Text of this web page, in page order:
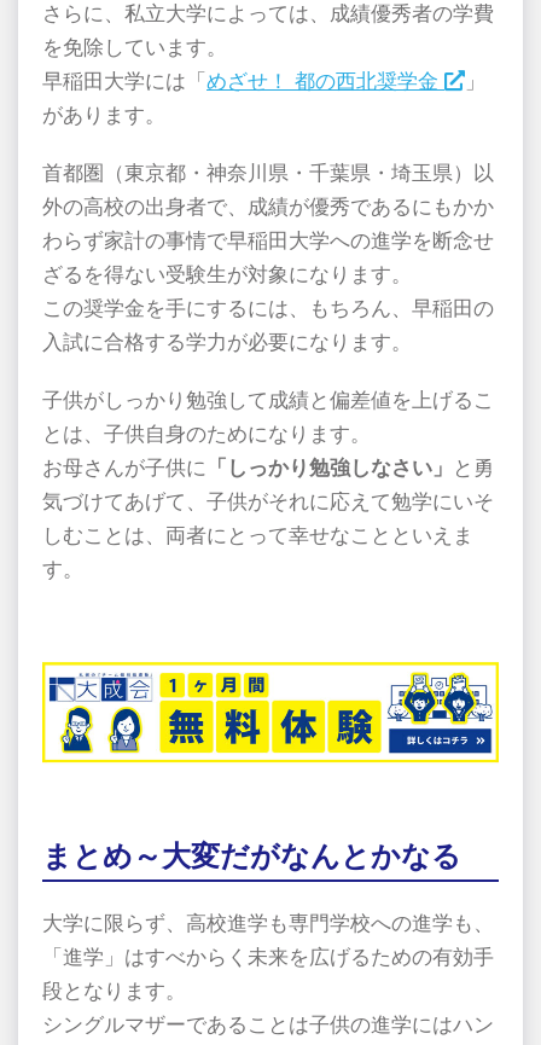
さらに、私立大学によっては、成績優秀者の学費
を免除しています。
早稲田大学には「 めざせ！ 都の西北奨学金
」
があります。
首都圏（東京都・神奈川県・千葉県・埼玉県）以
外の高校の出身者で、成績が優秀であるにもかか
わらず家計の事情で早稲田大学への進学を断念せ
ざるを得ない受験生が対象になります。
この奨学金を手にするには、もちろん、早稲田の
入試に合格する学力が必要になります。
子供がしっかり勉強して成績と偏差値を上げるこ
とは、子供自身のためになります。
お母さんが子供に 「しっかり勉強しなさい」 と勇
気づけてあげて、子供がそれに応えて勉学にいそ
しむことは、両者にとって幸せなことといえま
す。
まとめ～大変だがなんとかなる
大学に限らず、高校進学も専門学校への進学も、
「進学」はすべからく未来を広げるための有効手
段となります。
シングルマザーであることは子供の進学にはハン